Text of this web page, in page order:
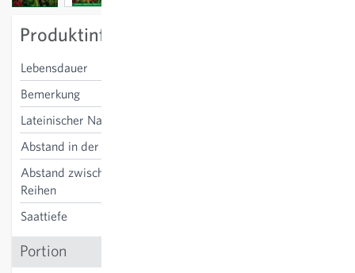
Produktinformation
Lebensdauer
Bemerkung
Lateinischer Name
Abstand in der Reihe
Abstand zwischen den
Reihen
Saattiefe
Portion